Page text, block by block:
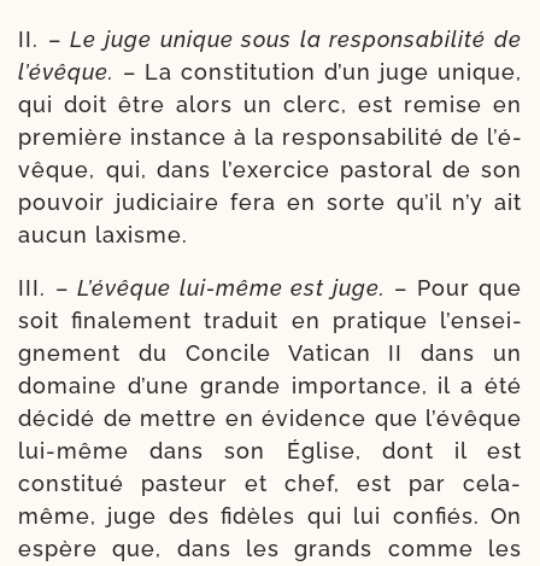
II. –Le juge unique sous la res­pon­sa­bi­li­té de
l’é­vêque. – La consti­tu­tion d’un juge unique,
qui doit être alors un clerc, est remise en
pre­mière ins­tance à la res­pon­sa­bi­li­té de l’é­
vêque, qui, dans l’exer­cice pas­to­ral de son
pou­voir judi­ciaire fera en sorte qu’il n’y ait
aucun laxisme.
III. – L’évêque lui-​même est juge. – Pour que
soit fina­le­ment tra­duit en pra­tique l’en­sei­
gne­ment du Concile Vatican II dans un
domaine d’une grande impor­tance, il a été
déci­dé de mettre en évi­dence que l’é­vêque
lui-​même dans son Église, dont il est
consti­tué pas­teur et chef, est par cela-​
même, juge des fidèles qui lui confiés. On
espère que, dans les grands comme les